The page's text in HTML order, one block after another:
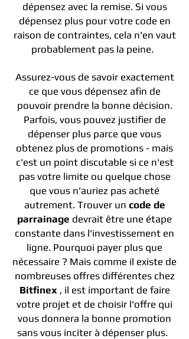
dépensez avec la remise. Si vous
dépensez plus pour votre code en
raison de contraintes, cela n'en vaut
probablement pas la peine.
Assurez-vous de savoir exactement
ce que vous dépensez afin de
pouvoir prendre la bonne décision.
Parfois, vous pouvez justifier de
dépenser plus parce que vous
obtenez plus de promotions - mais
c'est un point discutable si ce n'est
pas votre limite ou quelque chose
que vous n'auriez pas acheté
autrement. Trouver un code de
parrainage devrait être une étape
constante dans l'investissement en
ligne. Pourquoi payer plus que
nécessaire ? Mais comme il existe de
nombreuses offres différentes chez
Bitfinex, il est important de faire
votre projet et de choisir l'offre qui
vous donnera la bonne promotion
sans vous inciter à dépenser plus.